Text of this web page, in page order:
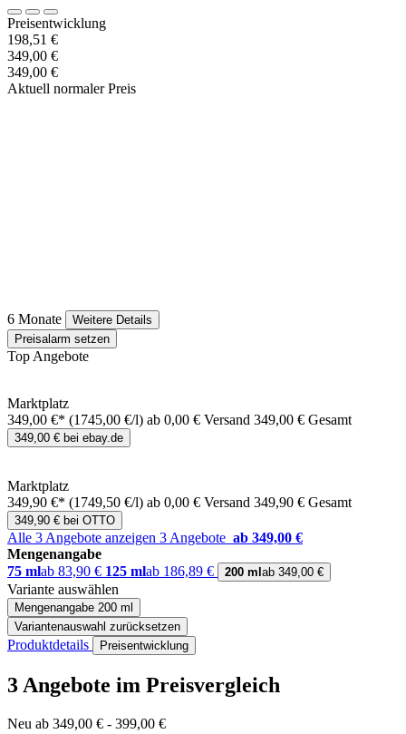
Preisentwicklung
198,51 €
349,00 €
349,00 €
Aktuell normaler Preis
6 Monate
Weitere Details
Preisalarm setzen
Top Angebote
Marktplatz
349,00 €* (1745,00 €/l) ab 0,00 € Versand 349,00 € Gesamt
349,00 € bei ebay.de
Marktplatz
349,90 €* (1749,50 €/l) ab 0,00 € Versand 349,90 € Gesamt
349,90 € bei OTTO
Alle 3 Angebote anzeigen 3 Angebote ab 349,00 €
Mengenangabe
75 mlab 83,90 € 125 mlab 186,89 € 200 ml ab 349,00 €
Variante auswählen
Mengenangabe 200 ml
Variantenauswahl zurücksetzen
Produktdetails Preisentwicklung
3 Angebote im Preisvergleich
Neu ab 349,00 € - 399,00 €